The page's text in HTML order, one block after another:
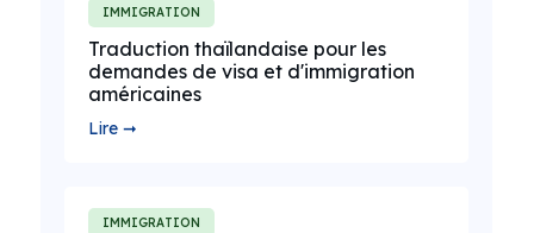
IMMIGRATION
Traduction thaïlandaise pour les
demandes de visa et d'immigration
américaines
Lire ➞
IMMIGRATION